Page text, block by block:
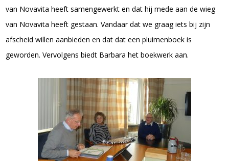
van Novavita heeft samengewerkt en dat hij mede aan de wieg
van Novavita heeft gestaan. Vandaar dat we graag iets bij zijn
afscheid willen aanbieden en dat dat een pluimenboek is
geworden. Vervolgens biedt Barbara het boekwerk aan.